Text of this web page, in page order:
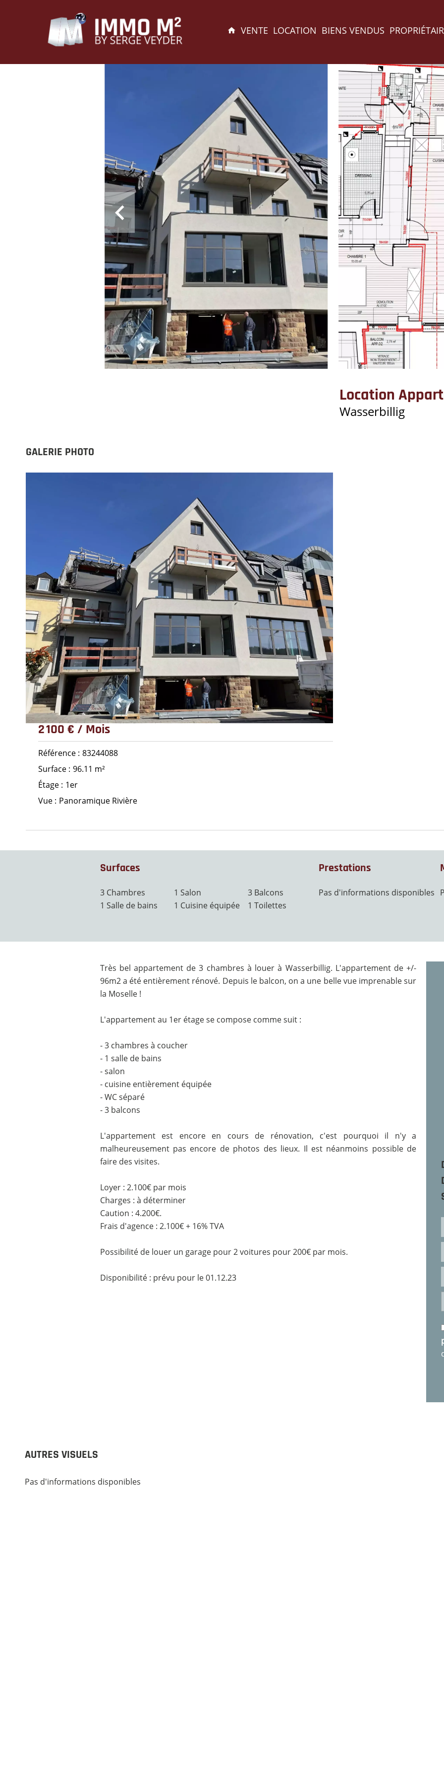
VENTE LOCATION BIENS VENDUS
Location
Wasserbillig
GALERIE PHOTO
2 100 € / Mois
Référence 83244088
Surface 96.11 m²
Étage
1er
Vue
Panoramique Rivière
Surfaces
3 Chambres
1 Salle de bains
1 Salon
1 Cuisine équipée
3 Balcons
1 Toilettes
Prestations
Pas d'informations disponibles
Très bel appartement de 3 chambres à louer à Wasserbillig. L'appartement de +/-
96m2 a été entièrement rénové. Depuis le balcon, on a une belle vue imprenable sur
la Moselle !
L'appartement au 1er étage se compose comme suit :
- 3 chambres à coucher
- 1 salle de bains
- salon
- cuisine entièrement équipée
- WC séparé
- 3 balcons
L'appartement est encore en cours de rénovation, c'est pourquoi il n'y a
malheureusement pas encore de photos des lieux. Il est néanmoins possible de
faire des visites.
Loyer : 2.100€ par mois
Charges : à déterminer
Caution : 4.200€.
Frais d'agence : 2.100€ + 16% TVA
Possibilité de louer un garage pour 2 voitures pour 200€ par mois.
Disponibilité : prévu pour le 01.12.23
AUTRES VISUELS
Pas d'informations disponibles